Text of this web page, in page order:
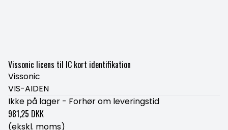
Vissonic licens til IC kort identifikation
Vissonic
VIS-AIDEN
Ikke på lager - Forhør om leveringstid
981,25 DKK
(ekskl. moms)